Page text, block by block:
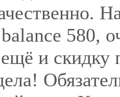
580,
ещё и